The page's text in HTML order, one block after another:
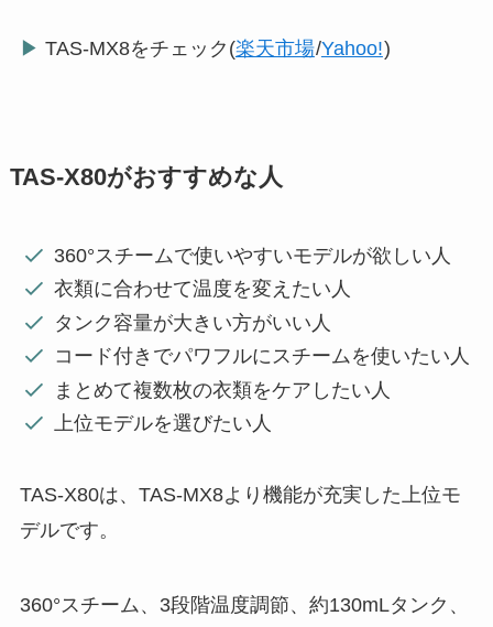
▶ TAS-MX8をチェック(楽天市場/Yahoo!)
TAS-X80がおすすめな人
360°スチームで使いやすいモデルが欲しい人
衣類に合わせて温度を変えたい人
タンク容量が大きい方がいい人
コード付きでパワフルにスチームを使いたい人
まとめて複数枚の衣類をケアしたい人
上位モデルを選びたい人
TAS-X80は、TAS-MX8より機能が充実した上位モ
デルです。
360°スチーム、3段階温度調節、約130mLタンク、